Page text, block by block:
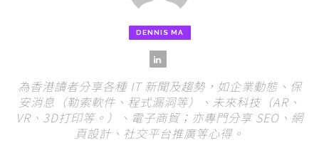
DENNIS MA
為香港讀者分享各種 IT 新聞及趨勢，如企業動態、保
安消息（勒索軟件、程式漏洞等）、未來科技（AR、
VR、3D打印等。）、電子商貿；亦專門分享 SEO、網
頁設計、社交平台推廣等心得。